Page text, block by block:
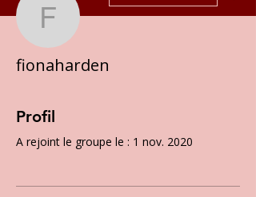
fionaharden
fionaharden
Profil
A rejoint le groupe le : 1 nov. 2020